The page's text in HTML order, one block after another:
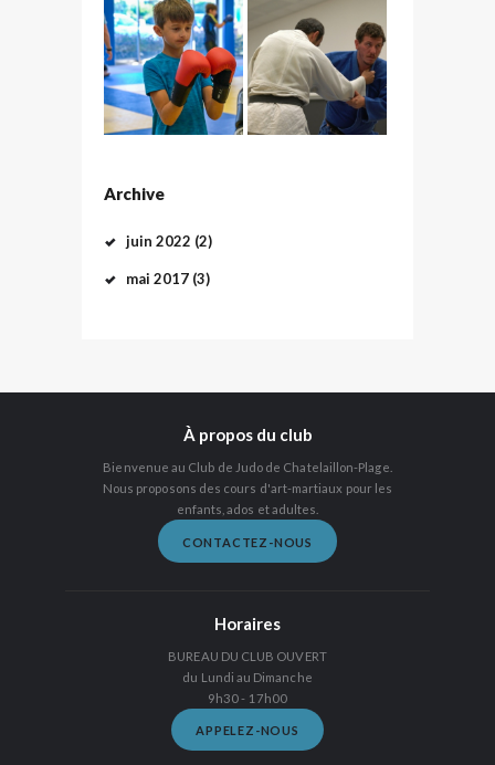
Archive
juin 2022 (2)
mai 2017 (3)
À propos du club
Bienvenue au Club de Judo de Chatelaillon-Plage.
Nous proposons des cours d'art-martiaux pour les
enfants, ados et adultes.
CONTACTEZ-NOUS
Horaires
BUREAU DU CLUB OUVERT
du Lundi au Dimanche
9h30 - 17h00
APPELEZ-NOUS